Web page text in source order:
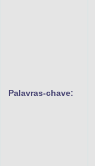
Palavras-chave: